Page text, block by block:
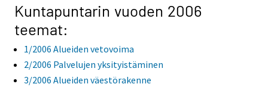
Kuntapuntarin vuoden 2006
teemat:
1/2006 Alueiden vetovoima
2/2006 Palvelujen yksityistäminen
3/2006 Alueiden väestörakenne